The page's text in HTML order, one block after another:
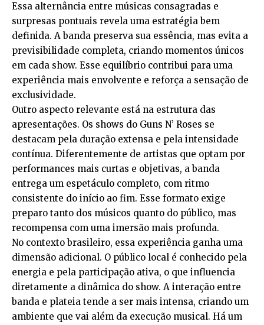
Essa alternância entre músicas consagradas e
surpresas pontuais revela uma estratégia bem
definida. A banda preserva sua essência, mas evita a
previsibilidade completa, criando momentos únicos
em cada show. Esse equilíbrio contribui para uma
experiência mais envolvente e reforça a sensação de
exclusividade.
Outro aspecto relevante está na estrutura das
apresentações. Os shows do Guns N’ Roses se
destacam pela duração extensa e pela intensidade
contínua. Diferentemente de artistas que optam por
performances mais curtas e objetivas, a banda
entrega um espetáculo completo, com ritmo
consistente do início ao fim. Esse formato exige
preparo tanto dos músicos quanto do público, mas
recompensa com uma imersão mais profunda.
No contexto brasileiro, essa experiência ganha uma
dimensão adicional. O público local é conhecido pela
energia e pela participação ativa, o que influencia
diretamente a dinâmica do show. A interação entre
banda e plateia tende a ser mais intensa, criando um
ambiente que vai além da execução musical. Há um